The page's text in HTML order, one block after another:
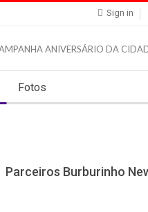
Sign in
Fotos
Parceiros Burburinho